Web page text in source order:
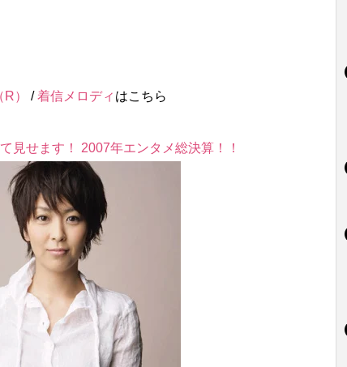
） /着信メロディ はこちら
見せます！ 2007年エンタメ総決算！！